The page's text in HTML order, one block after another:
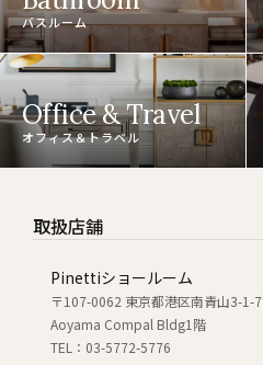
バスルーム
Office & Travel
オフィス＆トラベル
取扱店舗
Pinettiショールーム
〒107-0062 東京都港区南青山3-1-7
Aoyama Compal Bldg1階
TEL：03-5772-5776